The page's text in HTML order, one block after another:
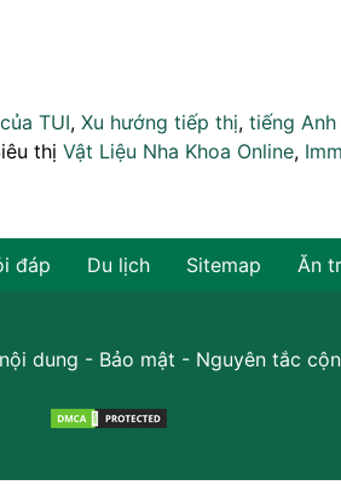
TUI, Xu hướng tiếp thị, tiếng Anh
thị Vật Liệu Nha Khoa Online,
đáp Du lịch Sitemap Ăn
dung - Bảo mật - Nguyên tắc